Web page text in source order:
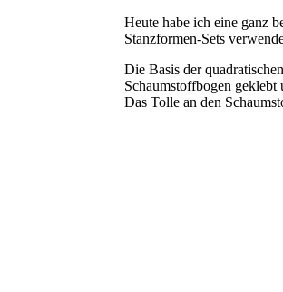
Heute habe ich eine ganz
Stanzformen-Sets
Die Basis der
Schaumstoffbogen geklebt
Das Tolle an den